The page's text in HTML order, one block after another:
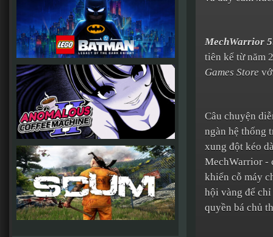
MechWarrior
tiên kể từ năm
Games Store
Câu chuyện
ngàn hệ thống
xung đột kéo
MechWarrior -
khiển cỗ máy
hội vàng để
quyền bá chủ